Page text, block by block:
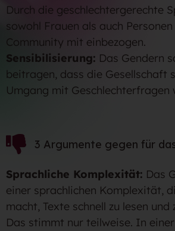
Durch die geschlechtergerechte
sowohl Frauen als auch
Community mit einbezogen.
Sensibilisierung: Das Gendern
beitragen, dass die Gesellschaft
Umgang mit Geschlechterfragen
3 Argumente gegen für
Sprachliche Komplexität: Das
einer sprachlichen Komplexität,
macht, Texte schnell zu lesen und
Das stimmt nur teilweise. In